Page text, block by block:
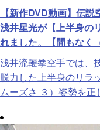
【新作DVD動画】伝
浅井星光が【上半身の
れました。【間もなく
浅井流鞭拳空手では、
脱力した上半身のリラ
ムーズさ ３）姿勢を正